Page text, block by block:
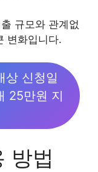
규모와 관계없
변화입니다.
상 신청일
25만원 지
방법